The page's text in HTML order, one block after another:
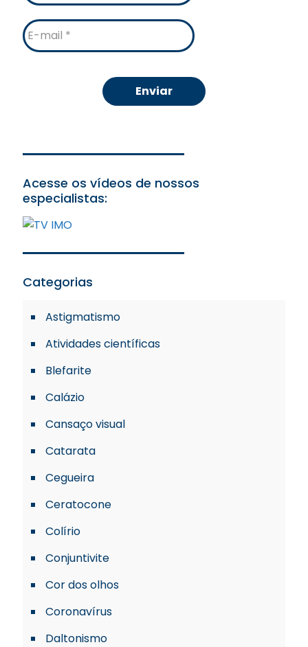
E-
mail
Acesse os vídeos de nossos
especialistas:
Categorias
Astigmatismo
Atividades científicas
Blefarite
Calázio
Cansaço visual
Catarata
Cegueira
Ceratocone
Colírio
Conjuntivite
Cor dos olhos
Coronavírus
Daltonismo